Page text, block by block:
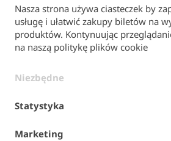
FORMA
Nasza strona używa ciasteczek by
usługę i ułatwić zakupy biletów na
produktów. Kontynuując
na naszą politykę plików cookie
Niezbędne
Statystyka
Marketing